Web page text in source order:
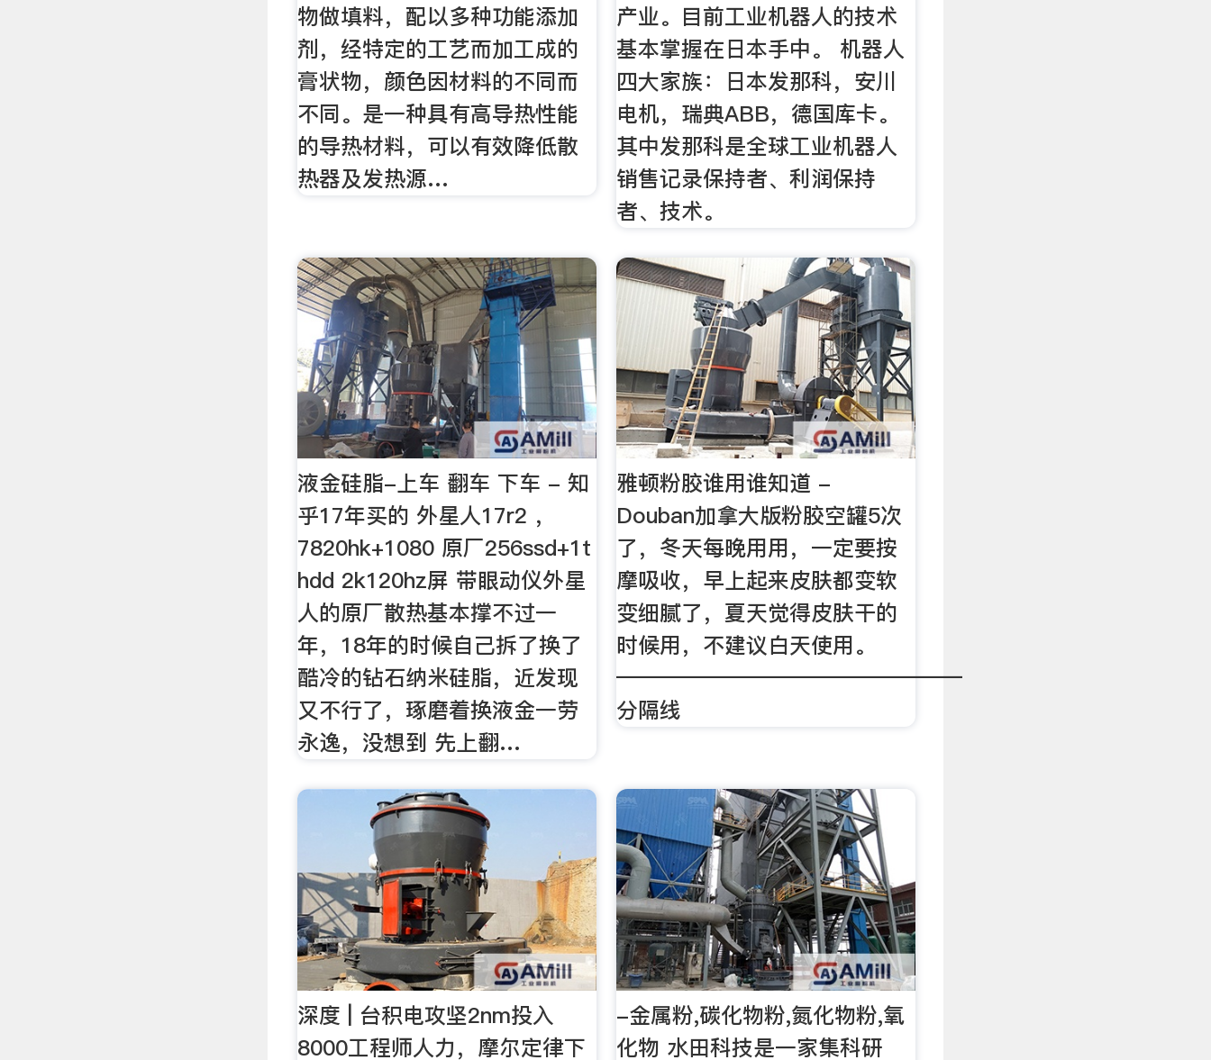
物做填料，配以多种功能添加
剂，经特定的工艺而加工成的
膏状物，颜色因材料的不同而
不同。是一种具有高导热性能
的导热材料，可以有效降低散
热器及发热源…
产业。目前工业机器人的技术
基本掌握在日本手中。 机器人
四大家族：日本发那科，安川
电机，瑞典ABB，德国库卡。
其中发那科是全球工业机器人
销售记录保持者、利润保持
者、技术。
液金硅脂-上车 翻车 下车 - 知
乎17年买的 外星人17r2 ，
7820hk+1080 原厂256ssd+1t
hdd 2k120hz屏 带眼动仪外星
人的原厂散热基本撑不过一
年，18年的时候自己拆了换了
酷冷的钻石纳米硅脂，近发现
又不行了，琢磨着换液金一劳
永逸，没想到 先上翻…
雅顿粉胶谁用谁知道 -
Douban加拿大版粉胶空罐5次
了，冬天每晚用用，一定要按
摩吸收，早上起来皮肤都变软
变细腻了，夏天觉得皮肤干的
时候用，不建议白天使用。
————————————————
分隔线
深度 | 台积电攻坚2nm投入
8000工程师人力，摩尔定律下
-金属粉,碳化物粉,氮化物粉,氧
化物 水田科技是一家集科研